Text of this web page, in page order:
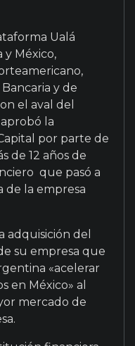
Ualá
y México,
y de
el aval del
la
por parte de
de 12 años de
que pasó a
de la empresa
adquisición del
su empresa que
«acelerar
en México» al
mercado de